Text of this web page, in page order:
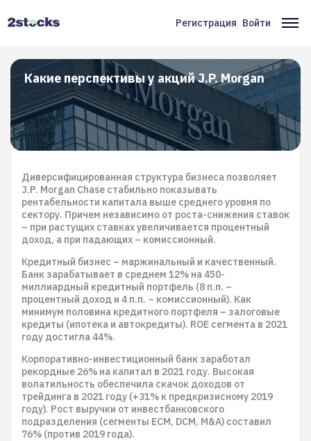
Меню
учётной
записи
пользователя
Регистрация Войти
Какие перспективы у акций J.P. Morgan
Диверсифицированная структура бизнеса позволяет
J.P. Morgan Chase стабильно показывать
рентабельности капитала выше среднего уровня по
сектору. Причем независимо от роста-снижения ставок
– при растущих ставках увеличивается процентный
доход, а при падающих – комиссионный.
Кредитный бизнес – маржинальный и качественный.
Банк зарабатывает в среднем 12% на 450-
миллиардный кредитный портфель (8 п.п. –
процентный доход и 4 п.п. – комиссионный). Как
минимум половина кредитного портфеля – залоговые
кредиты (ипотека и автокредиты). ROE сегмента в 2021
году достигла 44%.
Корпоративно-инвестиционный банк заработал
рекордные 26% на капитал в 2021 году. Высокая
волатильность обеспечила скачок доходов от
трейдинга в 2021 году (+31% к предкризисному 2019
году). Рост выручки от инвестбанковского
подразделения (сегменты ECM, DCM, M&A) составил
76% (против 2019 года).